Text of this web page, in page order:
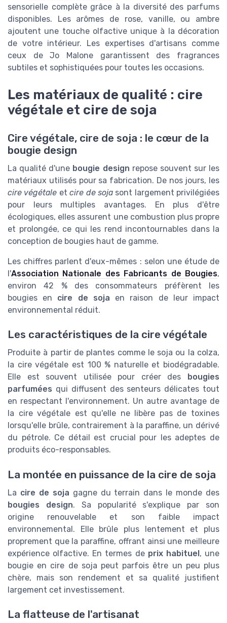
sensorielle complète grâce à la diversité des parfums
disponibles. Les arômes de rose, vanille, ou ambre
ajoutent une touche olfactive unique à la décoration
de votre intérieur. Les expertises d'artisans comme
ceux de Jo Malone garantissent des fragrances
subtiles et sophistiquées pour toutes les occasions.
Les matériaux de qualité : cire
végétale et cire de soja
Cire végétale, cire de soja : le cœur de la
bougie design
La qualité d'une bougie design repose souvent sur les
matériaux utilisés pour sa fabrication. De nos jours, les
cire végétale etcire de sojasont largement privilégiées
pour leurs multiples avantages. En plus d'être
écologiques, elles assurent une combustion plus propre
et prolongée, ce qui les rend incontournables dans la
conception de bougies haut de gamme.
Les chiffres parlent d'eux-mêmes : selon une étude de
l'Association Nationale des Fabricants de Bougies,
environ 42 % des consommateurs préfèrent les
bougies en cire de soja en raison de leur impact
environnemental réduit.
Les caractéristiques de la cire végétale
Produite à partir de plantes comme le soja ou la colza,
la cire végétale est 100 % naturelle et biodégradable.
Elle est souvent utilisée pour créer des
bougies
parfumées qui diffusent des senteurs délicates tout
en respectant l'environnement. Un autre avantage de
la cire végétale est qu'elle ne libère pas de toxines
lorsqu'elle brûle, contrairement à la paraffine, un dérivé
du pétrole. Ce détail est crucial pour les adeptes de
produits éco-responsables.
La montée en puissance de la cire de soja
La cire de soja gagne du terrain dans le monde des
bougies design. Sa popularité s'explique par son
origine renouvelable et son faible impact
environnemental. Elle brûle plus lentement et plus
proprement que la paraffine, offrant ainsi une meilleure
expérience olfactive. En termes de prix habituel, une
bougie en cire de soja peut parfois être un peu plus
chère, mais son rendement et sa qualité justifient
largement cet investissement.
La flatteuse de l'artisanat